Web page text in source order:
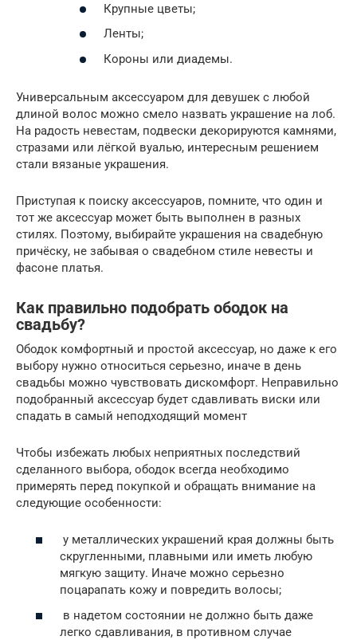
Крупные цветы;
Ленты;
Короны или диадемы.
Универсальным аксессуаром для девушек с любой
длиной волос можно смело назвать украшение на лоб.
На радость невестам, подвески декорируются камнями,
стразами или лёгкой вуалью, интересным решением
стали вязаные украшения.
Приступая к поиску аксессуаров, помните, что один и
тот же аксессуар может быть выполнен в разных
стилях. Поэтому, выбирайте украшения на свадебную
причёску, не забывая о свадебном стиле невесты и
фасоне платья.
Как правильно подобрать ободок на
свадьбу?
Ободок комфортный и простой аксессуар, но даже к его
выбору нужно относиться серьезно, иначе в день
свадьбы можно чувствовать дискомфорт. Неправильно
подобранный аксессуар будет сдавливать виски или
спадать в самый неподходящий момент
Чтобы избежать любых неприятных последствий
сделанного выбора, ободок всегда необходимо
примерять перед покупкой и обращать внимание на
следующие особенности:
у металлических украшений края должны быть
скругленными, плавными или иметь любую
мягкую защиту. Иначе можно серьезно
поцарапать кожу и повредить волосы;
в надетом состоянии не должно быть даже
легко сдавливания, в противном случае